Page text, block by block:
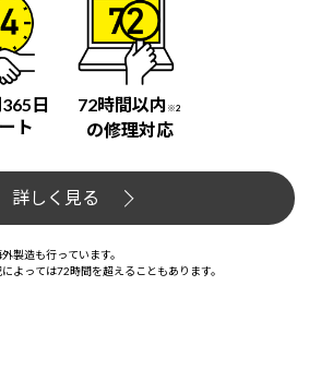
日
ト
72時間以内 ※2
の修理対応
詳しく見る
製造も行っています。
よっては72時間を超えることもあります。